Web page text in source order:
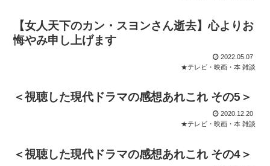
【女人天下のカン・スヨンさん逝去】心よりお
悔やみ申し上げます
2022.05.07
★テレビ・映画・本 雑談
＜視聴した現代ドラマの感想あれこれ その5＞
2020.12.20
★テレビ・映画・本 雑談
＜視聴した現代ドラマの感想あれこれ その4＞